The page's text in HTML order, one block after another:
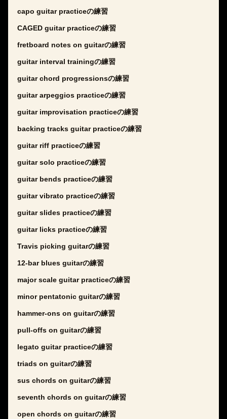
capo guitar practiceの練習
CAGED guitar practiceの練習
fretboard notes on guitarの練習
guitar interval trainingの練習
guitar chord progressionsの練習
guitar arpeggios practiceの練習
guitar improvisation practiceの練習
backing tracks guitar practiceの練習
guitar riff practiceの練習
guitar solo practiceの練習
guitar bends practiceの練習
guitar vibrato practiceの練習
guitar slides practiceの練習
guitar licks practiceの練習
Travis picking guitarの練習
12-bar blues guitarの練習
major scale guitar practiceの練習
minor pentatonic guitarの練習
hammer-ons on guitarの練習
pull-offs on guitarの練習
legato guitar practiceの練習
triads on guitarの練習
sus chords on guitarの練習
seventh chords on guitarの練習
open chords on guitarの練習